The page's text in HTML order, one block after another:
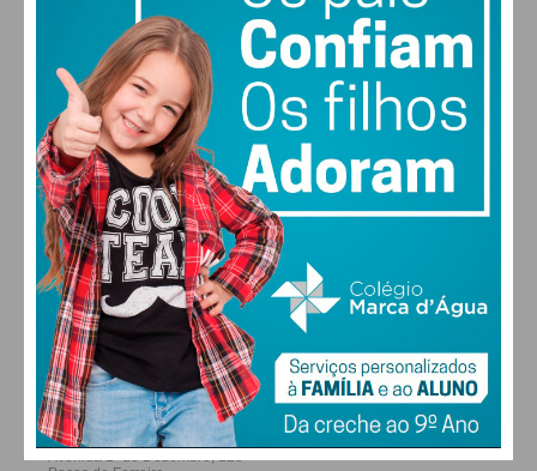
28°
SÁB
27
DOM
28°
SEG
29°
ALTERAR
FARMACIAS DE SERVIÇO EM PAÇOS DE
FERREIRA